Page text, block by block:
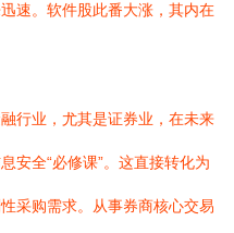
速。软件股此番大涨，其内在
融行业，尤其是证券业，在未来
安全“必修课”。这直接转化为
采购需求。从事券商核心交易